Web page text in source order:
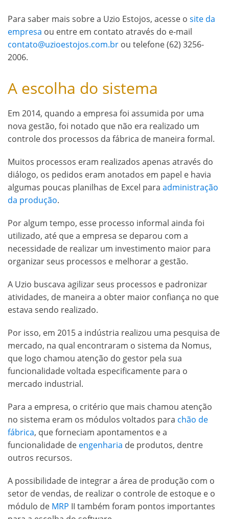
Para saber mais sobre a Uzio Estojos, acesse o site da
empresa ou entre em contato através do e-mail
contato@uzioestojos.com.br ou telefone (62) 3256-
2006.
A escolha do sistema
Em 2014, quando a empresa foi assumida por uma
nova gestão, foi notado que não era realizado um
controle dos processos da fábrica de maneira formal.
Muitos processos eram realizados apenas através do
diálogo, os pedidos eram anotados em papel e havia
algumas poucas planilhas de Excel para administração
da produção.
Por algum tempo, esse processo informal ainda foi
utilizado, até que a empresa se deparou com a
necessidade de realizar um investimento maior para
organizar seus processos e melhorar a gestão.
A Uzio buscava agilizar seus processos e padronizar
atividades, de maneira a obter maior confiança no que
estava sendo realizado.
Por isso, em 2015 a indústria realizou uma pesquisa de
mercado, na qual encontraram o sistema da Nomus,
que logo chamou atenção do gestor pela sua
funcionalidade voltada especificamente para o
mercado industrial.
Para a empresa, o critério que mais chamou atenção
no sistema eram os módulos voltados para chão de
fábrica, que forneciam apontamentos e a
funcionalidade de engenharia de produtos, dentre
outros recursos.
A possibilidade de integrar a área de produção com o
setor de vendas, de realizar o controle de estoque e o
módulo de MRP II também foram pontos importantes